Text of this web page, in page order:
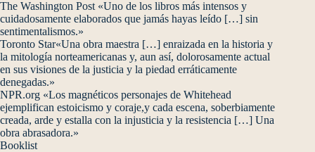
The Washington Post «Uno de los libros más intensos y
cuidadosamente elaborados que jamás hayas leído […] sin
sentimentalismos.»
Toronto Star«Una obra maestra […] enraizada en la historia y
la mitología norteamericanas y, aun así, dolorosamente actual
en sus visiones de la justicia y la piedad erráticamente
denegadas.»
NPR.org «Los magnéticos personajes de Whitehead
ejemplifican estoicismo y coraje,y cada escena, soberbiamente
creada, arde y estalla con la injusticia y la resistencia […] Una
obra abrasadora.»
Booklist